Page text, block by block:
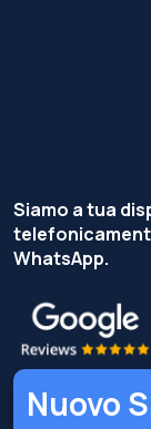
Siamo a tua
WhatsApp.
Nuovo